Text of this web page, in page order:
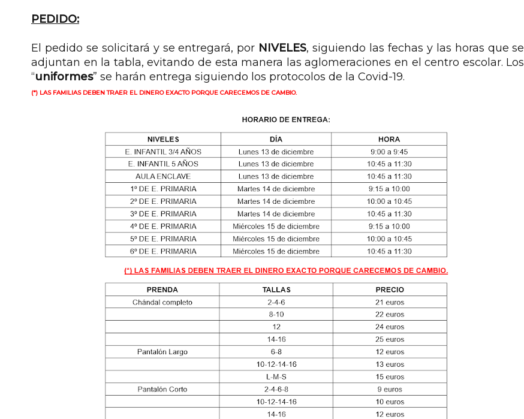
PEDIDO:
El pedido se solicitará y se entregará, por NIVELES, siguiendo las fechas y las horas que se
adjuntan en la tabla, evitando de esta manera las aglomeraciones en el centro escolar. Los
“uniformes” se harán entrega siguiendo los protocolos de la Covid-19.
(*) LAS FAMILIAS DEBEN TRAER EL DINERO EXACTO PORQUE CARECEMOS DE CAMBIO.